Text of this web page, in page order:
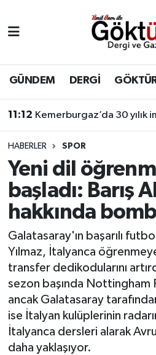
GÜNDEM DERGİ
11:12 Kemerburgaz’da 30 yılık
HABERLER SPOR
Yeni dil
başladı: Barış
hakkında
Galatasaray'ın başarılı
Yılmaz, İtalyanca
transfer dedikodularını
sezon başında Nottingham
ancak Galatasaray
ise İtalyan kulüplerinin
İtalyanca dersleri alarak
daha yaklaşıyor.
BİLİM
DERGİ
DÜNYA
EĞİTİM
EKONOMİ
GÖKTÜRK
GÜNDEM
KEMERBURGAZ
KÜLTÜR - SANAT
Eyüpsultan Hava
Eyüpsultan Trafik
Süper Lig Puan Durumu
Tüm Manşetler
Son Dakika Haberleri
Haber Arşivi